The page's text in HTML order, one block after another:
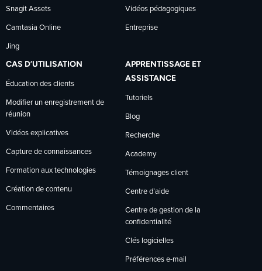
Snagit Assets
Camtasia Online
Jing
Vidéos pédagogiques
Entreprise
CAS D’UTILISATION
Éducation des clients
Modifier un enregistrement de
réunion
Vidéos explicatives
Capture de connaissances
Formation aux technologies
Création de contenu
Commentaires
APPRENTISSAGE ET
ASSISTANCE
Tutoriels
Blog
Recherche
Academy
Témoignages client
Centre d’aide
Centre de gestion de la
confidentialité
Clés logicielles
Préférences e-mail